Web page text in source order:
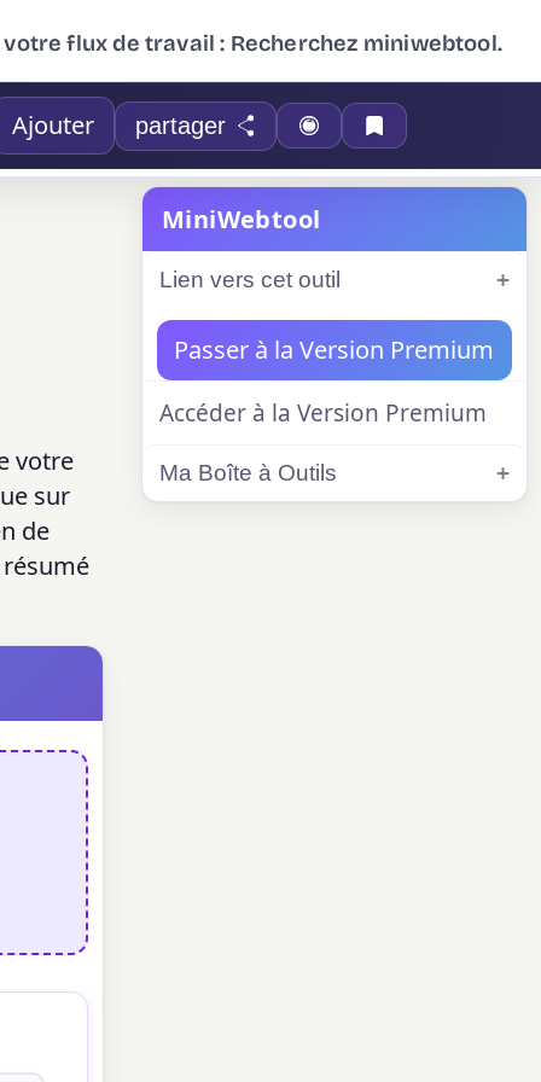
flux de travail : Recherchez miniwebtool.
Ajouter partager
votre
sur
de
MiniWebtool
Lien vers cet outil
Passer à la Version Premium
Accéder à la Version Premium
Ma Boîte à Outils